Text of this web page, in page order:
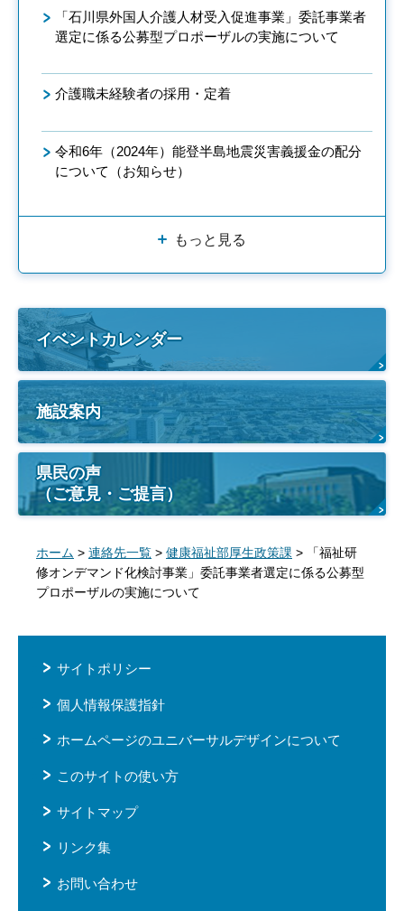
「石川県外国人介護人材受入促進事業」委託事業者
選定に係る公募型プロポーザルの実施について
介護職未経験者の採用・定着
令和6年（2024年）能登半島地震災害義援金の配分
について（お知らせ）
もっと見る
イベントカレンダー
施設案内
県民の声
（ご意見・ご提言）
ホーム > 連絡先一覧 > 健康福祉部厚生政策課 > 「福祉研
修オンデマンド化検討事業」委託事業者選定に係る公募型
プロポーザルの実施について
サイトポリシー
個人情報保護指針
ホームページのユニバーサルデザインについて
このサイトの使い方
サイトマップ
リンク集
お問い合わせ